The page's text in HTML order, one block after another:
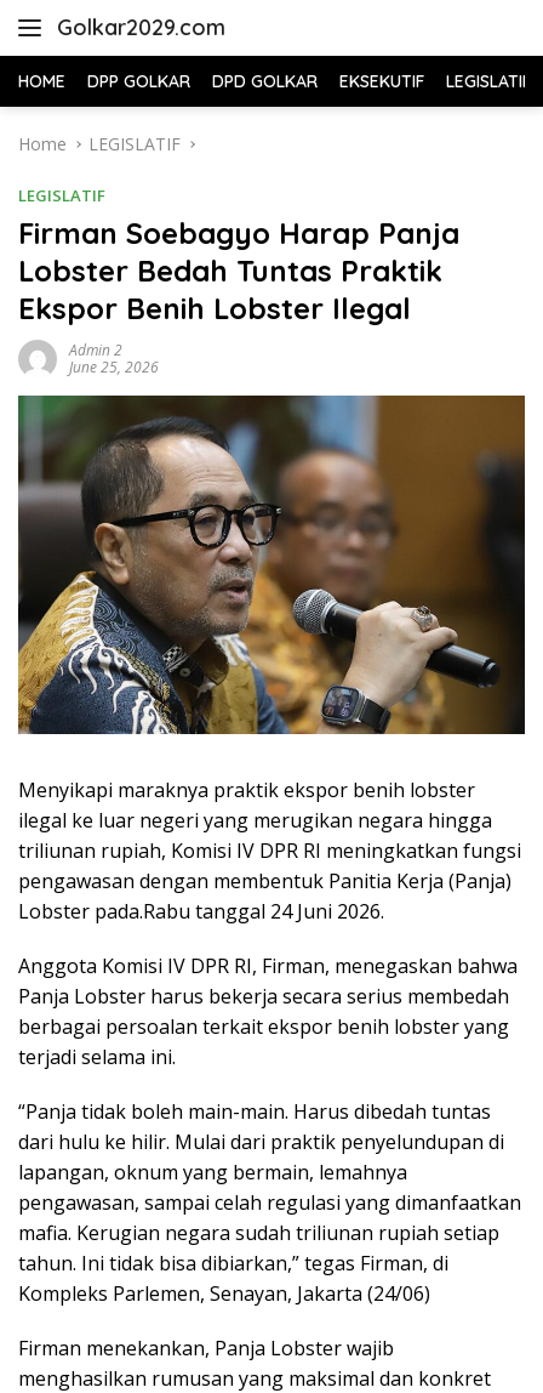
Golkar2029.com
HOME DPP GOLKAR DPD GOLKAR EKSEKUTIF LEGISLATIF
Home LEGISLATIF
LEGISLATIF
Firman Soebagyo Harap Panja
Lobster Bedah Tuntas Praktik
Ekspor Benih Lobster Ilegal
Admin 2
June 25, 2026
Menyikapi maraknya praktik ekspor benih lobster
ilegal ke luar negeri yang merugikan negara hingga
triliunan rupiah, Komisi IV DPR RI meningkatkan fungsi
pengawasan dengan membentuk Panitia Kerja (Panja)
Lobster pada.Rabu tanggal 24 Juni 2026.
Anggota Komisi IV DPR RI, Firman, menegaskan bahwa
Panja Lobster harus bekerja secara serius membedah
berbagai persoalan terkait ekspor benih lobster yang
terjadi selama ini.
“Panja tidak boleh main-main. Harus dibedah tuntas
dari hulu ke hilir. Mulai dari praktik penyelundupan di
lapangan, oknum yang bermain, lemahnya
pengawasan, sampai celah regulasi yang dimanfaatkan
mafia. Kerugian negara sudah triliunan rupiah setiap
tahun. Ini tidak bisa dibiarkan,” tegas Firman, di
Kompleks Parlemen, Senayan, Jakarta (24/06)
Firman menekankan, Panja Lobster wajib
menghasilkan rumusan yang maksimal dan konkret